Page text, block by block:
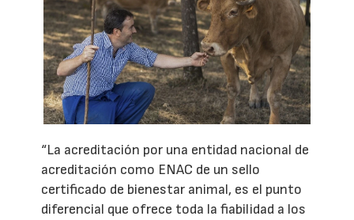
“La acreditación por una entidad nacional de
acreditación como ENAC de un sello
certificado de bienestar animal, es el punto
diferencial que ofrece toda la fiabilidad a los